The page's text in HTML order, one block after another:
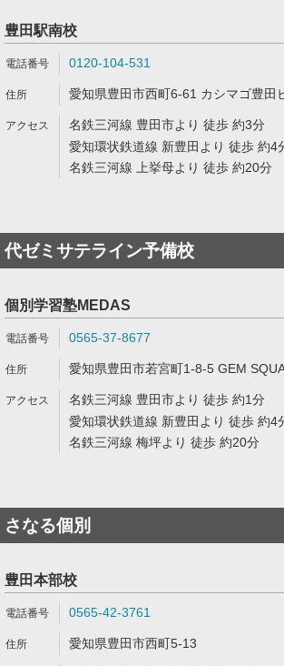
豊田駅南校
0120-104-531
愛知県豊田市西町6-61 カシマゴ豊田
名鉄三河線 豊田市より 徒歩 約3分
愛知環状鉄道線 新豊田より 徒歩 約4
名鉄三河線 上挙母より 徒歩 約20分
代ゼミサテライン予備校
個別学習塾MEDAS
0565-37-8677
愛知県豊田市若宮町1-8-5 GEM
名鉄三河線 豊田市より 徒歩 約1分
愛知環状鉄道線 新豊田より 徒歩 約4
名鉄三河線 梅坪より 徒歩 約20分
さなる個別
豊田本部校
0565-42-3761
愛知県豊田市西町5-13